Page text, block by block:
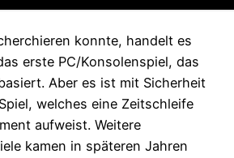
konnte, handelt es
erste PC/Konsolenspiel, das
Aber es ist mit Sicherheit
welches eine Zeitschleife
aufweist. Weitere
kamen in späteren Jahren